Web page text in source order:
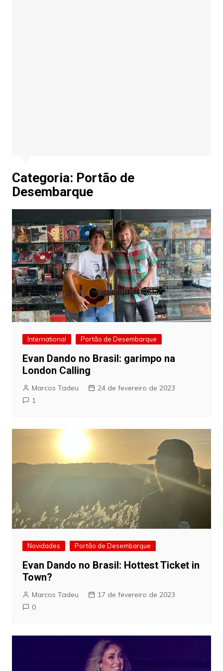
Categoria: Portão de
Desembarque
International Portão de Desembarque
Evan Dando no Brasil: garimpo na
London Calling
Marcos Tadeu
24 de fevereiro de 2023
1
Novidades Portão de Desembarque
Evan Dando no Brasil: Hottest Ticket in
Town?
Marcos Tadeu
17 de fevereiro de 2023
0